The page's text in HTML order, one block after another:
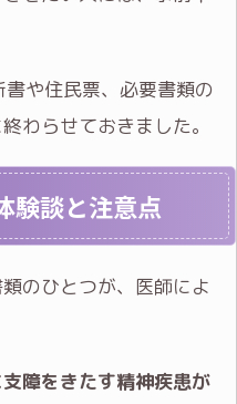
や住民票、必要書類の
わらせておきました。
験談と注意点
のひとつが、医師によ
支障をきたす精神疾患が